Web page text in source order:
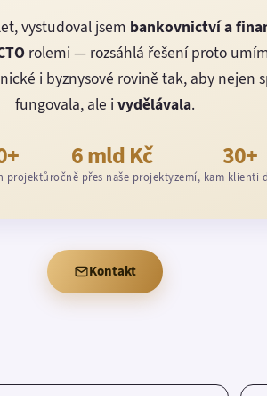
vystudoval jsem bankovnictví a
rolemi — rozsáhlá řešení proto
i byznysové rovině tak, aby nejen
fungovala, ale i vydělávala.
projektů
6 mld Kč
ročně přes naše projekty
30+
zemí, kam klienti
Kontakt